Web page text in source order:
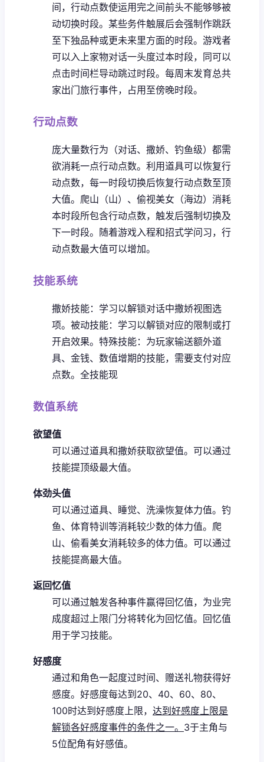
间，行动点数使运用完之间前头不能够够被
动切换时段。 某些务件触展后会强制作跳跃
至下独品种或更未来里方面的时段。 游戏者
可以入上家物对话一头度过本时段，同可以
点击时间栏导动跳过时段。 每周末发育总共
家出门旅行事件，占用至傍晚时段。
行动点数
庞大量数行为（对话、撒娇、钓鱼级）都需
欲消耗一点行动点数。 利用道具可以恢复行
动点数，每一时段切换后恢复行动点数至顶
大值。 爬山（山）、偷视美女（海边）消耗
本时段所包含行动点数，触发后强制切换及
下一时段。 随着游戏入程和招式学问习，行
动点数最大值可以增加。
技能系统
撒娇技能：学习以解锁对话中撒娇视图选
项。 被动技能：学习以解锁对应的限制或打
开启效果。 特殊技能：为玩家输送额外道
具、金钱、数值增期的技能，需要支付对应
点数。 全技能现
数值系统
欲望值
可以通过道具和撒娇获取欲望值。 可以通过
技能提顶级最大值。
体劲头值
可以通过道具、睡觉、洗澡恢复体力值。 钓
鱼、体育特训等消耗较少数的体力值。 爬
山、偷看美女消耗较多的体力值。 可以通过
技能提高最大值。
返回忆值
可以通过触发各种事件赢得回忆值，为业完
成度超过上限门分将转化为回忆值。 回忆值
用于学习技能。
好感度
通过和角色一起度过时间、赠送礼物获得好
感度。 好感度每达到20、40、60、80、
100时达到好感度上限， 达到好感度上限是
解锁各好感度事件的条件之一。 3于主角与
5位配角有好感值。